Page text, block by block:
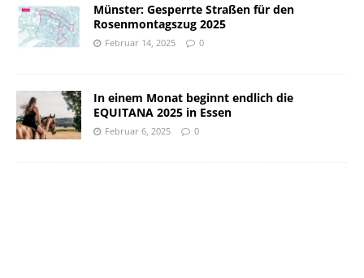
Münster: Gesperrte Straßen für den
Rosenmontagszug 2025
Februar 14, 2025 0
In einem Monat beginnt endlich die
EQUITANA 2025 in Essen
Februar 6, 2025 0